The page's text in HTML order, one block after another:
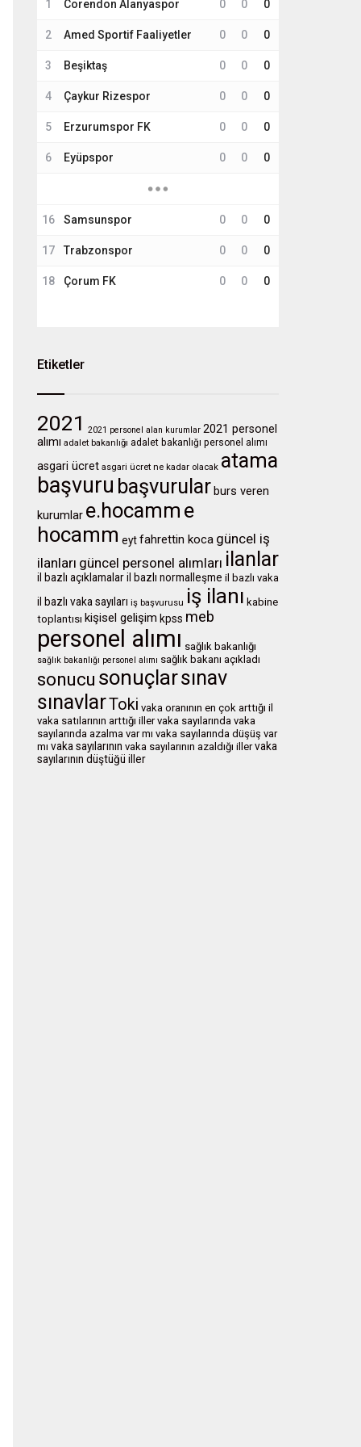
1 Corendon Alanyaspor 0 0 0
2 Amed Sportif Faaliyetler 0 0 0
3 Beşiktaş 0 0 0
4 Çaykur Rizespor 0 0 0
5 Erzurumspor FK 0 0 0
6 Eyüpspor 0 0 0
16 Samsunspor 0 0 0
17 Trabzonspor 0 0 0
18 Çorum FK 0 0 0
Etiketler
2021 2021 personel alan kurumlar 2021 personel
alımı adalet bakanlığı adalet bakanlığı personel alımı
asgari ücret asgari ücret ne kadar olacak atama
başvuru başvurularburs veren
kurumlar e.hocamm e
hocamm eytfahrettin koca güncel iş
ilanları güncel personel alımları ilanlar
il bazlı açıklamalaril bazlı normalleşme il bazlı vaka
il bazlı vaka sayıları iş başvurusu iş ilanı kabine
toplantısı kişisel gelişim kpss meb
personel alımı sağlık bakanlığı
sağlık bakanlığı personel alımı sağlık bakanı açıkladı
sonucu sonuçlarsınav
sınavlarToki vaka oranının en çok arttığı il
vaka satılarının arttığı iller vaka sayılarında vaka
sayılarında azalma var mı vaka sayılarında düşüş var
mı vaka sayılarının vaka sayılarının azaldığı iller vaka
sayılarının düştüğü iller